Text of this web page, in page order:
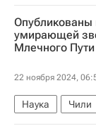
Кемерово
Опубликованы
умирающей
Млечного Пути
22 ноября 2024,
Наука Чили